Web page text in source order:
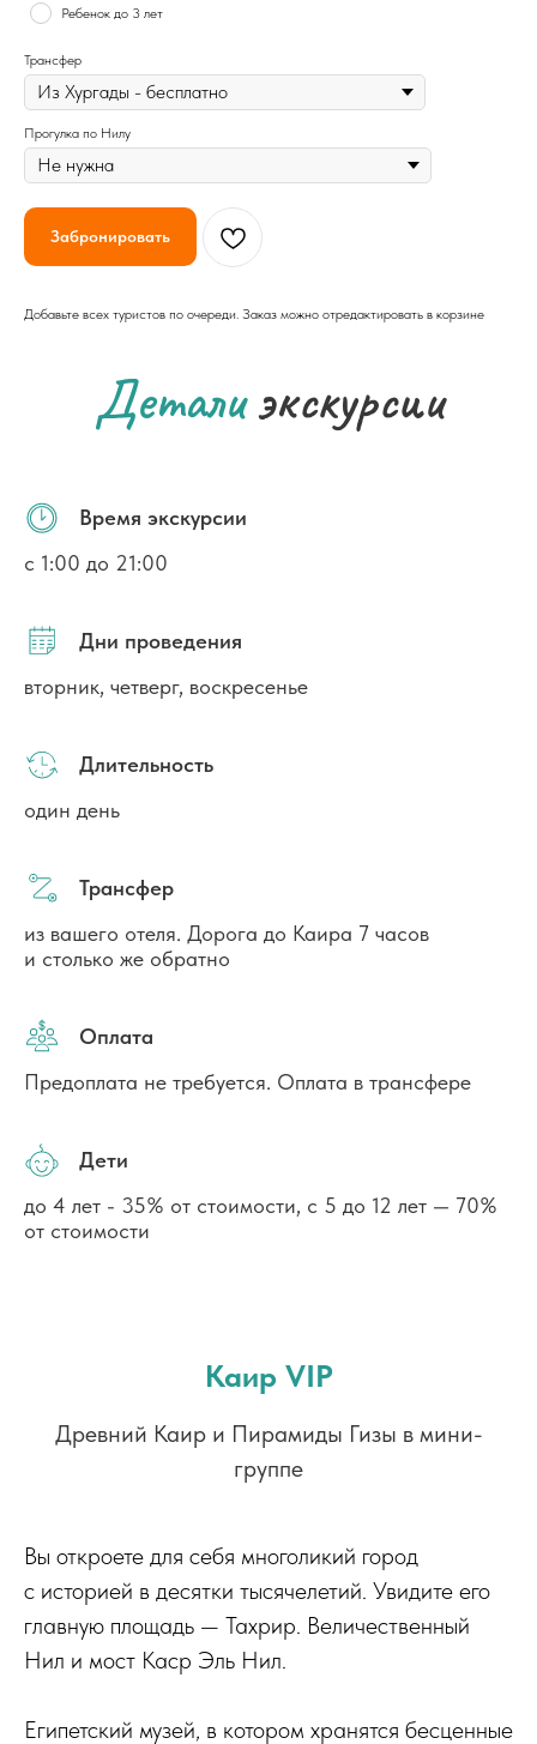
Ребенок до 3 лет
Трансфер
Прогулка по Нилу
Забронировать
Добавьте всех туристов по очереди. Заказ можно отредактировать в корзине
Деталиэкскурсии
Время экскурсии
с 1:00 до 21:00
Дни проведения
вторник, четверг, воскресенье
Длительность
один день
Трансфер
из вашего отеля. Дорога до Каира 7 часов
и столько же обратно
Оплата
Предоплата не требуется. Оплата в трансфере
Дети
до 4 лет - 35% от стоимости, с 5 до 12 лет — 70%
от стоимости
Каир VIP
Древний Каир и Пирамиды Гизы в мини-
группе
Вы откроете для себя многоликий город
с историей в десятки тысячелетий. Увидите его
главную площадь — Тахрир. Величественный
Нил и мост Каср Эль Нил.
Египетский музей, в котором хранятся бесценные